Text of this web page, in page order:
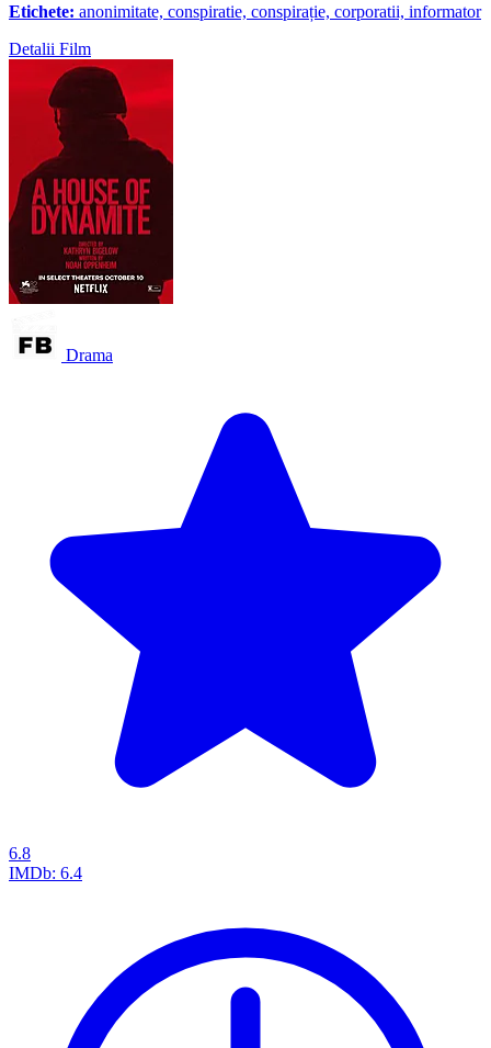
Etichete: anonimitate, conspiratie, conspirație, corporatii, informator
Detalii Film
Drama
6.8
IMDb: 6.4